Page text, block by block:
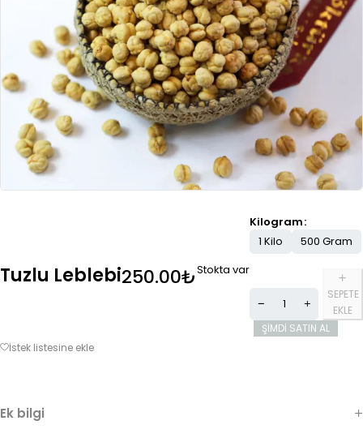
Tuzlu Leblebi250.00₺Stokta var
Kilogram
1 Kilo
500 Gram
SEPETE
EKLE
ŞIMDI SATIN AL
Ek bilgi